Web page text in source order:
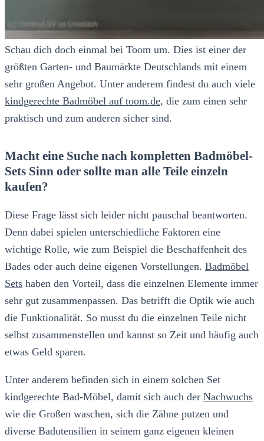
Schau dich doch einmal bei Toom um. Dies ist einer der
größten Garten- und Baumärkte Deutschlands mit einem
sehr großen Angebot. Unter anderem findest du auch viele
kindgerechte Badmöbel auf toom.de, die zum einen sehr
praktisch und zum anderen sicher sind.
Macht eine Suche nach kompletten Badmöbel-
Sets Sinn oder sollte man alle Teile einzeln
kaufen?
Diese Frage lässt sich leider nicht pauschal beantworten.
Denn dabei spielen unterschiedliche Faktoren eine
wichtige Rolle, wie zum Beispiel die Beschaffenheit des
Bades oder auch deine eigenen Vorstellungen. Badmöbel
Sets haben den Vorteil, dass die einzelnen Elemente immer
sehr gut zusammenpassen. Das betrifft die Optik wie auch
die Funktionalität. So musst du die einzelnen Teile nicht
selbst zusammenstellen und kannst so Zeit und häufig auch
etwas Geld sparen.
Unter anderem befinden sich in einem solchen Set
kindgerechte Bad-Möbel, damit sich auch der Nachwuchs
wie die Großen waschen, sich die Zähne putzen und
diverse Badutensilien in seinem ganz eigenen kleinen